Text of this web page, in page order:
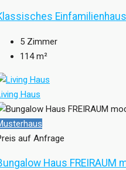
5 Zimmer
114 m²
Haus
auf Anfrage
Haus FREIRAUM